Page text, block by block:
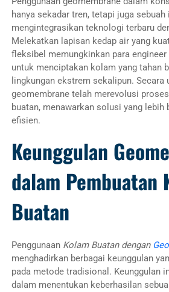
hanya sekadar tren, tetapi juga sebuah
mengintegrasikan teknologi terbaru
Melekatkan lapisan kedap air yang
fleksibel memungkinkan para engineer
untuk menciptakan kolam yang tahan
lingkungan ekstrem sekalipun. Secara
geomembrane telah merevolusi
buatan, menawarkan solusi yang lebih
efisien.
Keunggulan
dalam Pembuatan
Buatan
Penggunaan Kolam Buatan dengan
menghadirkan berbagai keunggulan
pada metode tradisional. Keunggulan
dalam menentukan keberhasilan